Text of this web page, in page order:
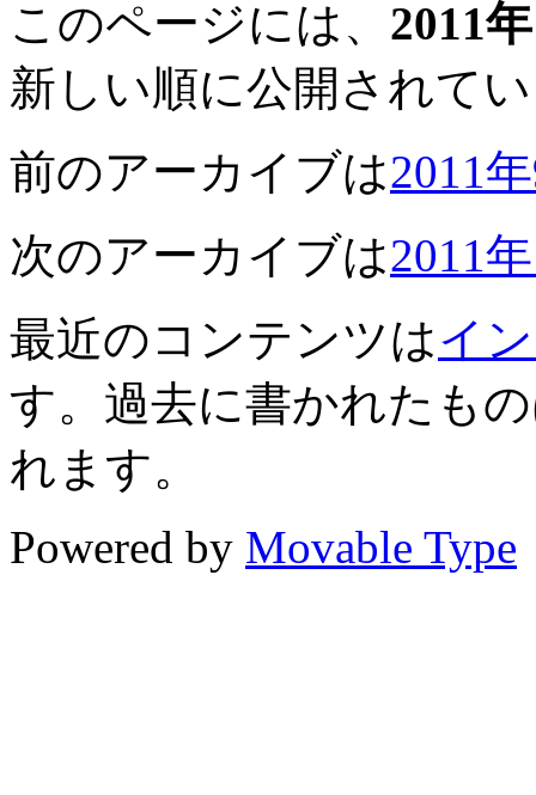
このページには、 2011
新しい順に公開されて
前のアーカイブは2011
次のアーカイブは2011
最近のコンテンツはイ
す。過去に書かれたも
れます。
Powered by Movable Type